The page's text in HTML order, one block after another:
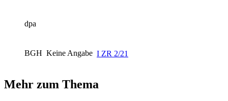
dpa
BGH Keine Angabe I ZR 2/21
Mehr zum Thema